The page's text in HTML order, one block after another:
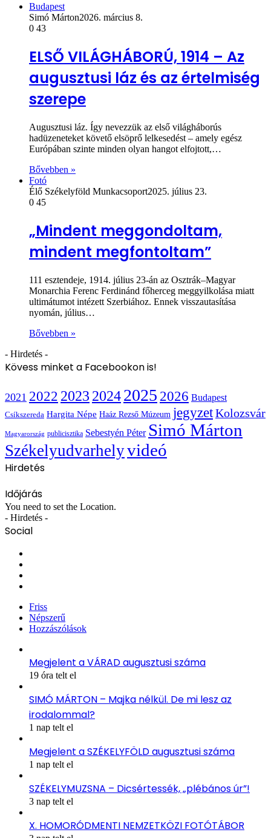
Budapest
Simó Márton2026. március 8.
0 43
ELSŐ VILÁGHÁBORÚ, 1914 – Az
augusztusi láz és az értelmiség
szerepe
Augusztusi láz. Így nevezzük az első világháborús
hadüzeneteket követő elsöprő lelkesedést – amely egész
Európában szinte minden olyan hangot elfojtott,…
Bővebben »
Fotó
Élő Székelyföld Munkacsoport2025. július 23.
0 45
„Mindent meggondoltam,
mindent megfontoltam”
111 esztendeje, 1914. július 23-án az Osztrák–Magyar
Monarchia Ferenc Ferdinánd főherceg meggyilkolása miatt
ultimátumot intézett Szerbiához. Ennek visszautasítása
nyomán, július…
Bővebben »
- Hirdetés -
Kövess minket a Facebookon is!
2021 2022 2023 20242025 2026 Budapest
Csíkszereda Hargita Népe Haáz Rezső Múzeum jegyzetKolozsvár
Magyarország publicisztika Sebestyén Péter Simó Márton
Székelyudvarhelyvideó
Hirdetés
Időjárás
You need to set the Location.
- Hirdetés -
Social
Friss
Népszerű
Hozzászólások
Megjelent a VÁRAD augusztusi száma
19 óra telt el
SIMÓ MÁRTON – Majka nélkül. De mi lesz az
irodalommal?
1 nap telt el
Megjelent a SZÉKELYFÖLD augusztusi száma
1 nap telt el
SZÉKELYMUZSNA – Dicsértessék, „plébános úr”!
3 nap telt el
X. HOMORÓDMENTI NEMZETKÖZI FOTÓTÁBOR